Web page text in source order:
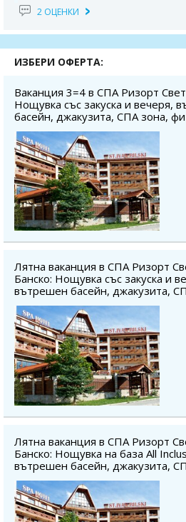
2 ОЦЕНКИ
ИЗБЕРИ ОФЕРТА:
Ваканция 3=4 в СПА Ризорт
Нощувка със закуска и вечеря,
басейн, джакузита, СПА зона,
деца, безплатно за дете до 5.99г.
Лятна ваканция в СПА Ризорт
Банско: Нощувка със закуска и
вътрешен басейн, джакузита,
анимация за деца, безплатно за
Лятна ваканция в СПА Ризорт
Банско: Нощувка на база All
вътрешен басейн, джакузита,
анимация за деца, безплатно за